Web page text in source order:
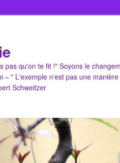
pas qu'on te fit !" Soyons le
– " L'exemple n'est pas une manière
Schweitzer